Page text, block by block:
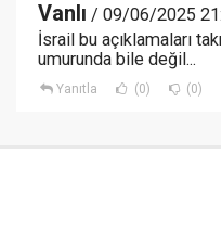
Vanlı / 09/06/2025
İsrail bu açıklamaları
umurunda bile değil...
Yanıtla (0) (0)